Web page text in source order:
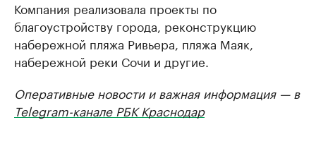
Компания реализовала проекты по
благоустройству города, реконструкцию
набережной пляжа Ривьера, пляжа Маяк,
набережной реки Сочи и другие.
Оперативные новости и важная информация — в
Telegram-канале РБК Краснодар